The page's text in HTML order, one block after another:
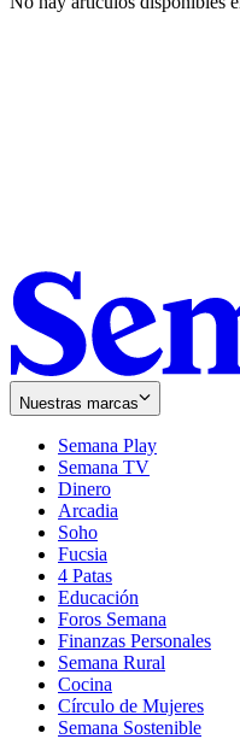
Nuestras marcas
Semana Play
Semana TV
Dinero
Arcadia
Soho
in
new
window
Fucsia
in
new
window
4 Patas
Educación
Foros Semana
Finanzas Personales
Semana Rural
Cocina
Círculo de Mujeres
Semana Sostenible